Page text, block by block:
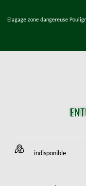
Elagage zone dangereuse
indisponible